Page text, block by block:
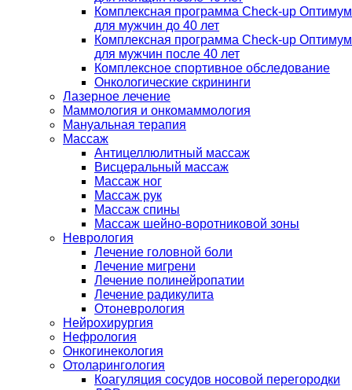
Комплексная программа Check-up Оптимум
для мужчин до 40 лет
Комплексная программа Check-up Оптимум
для мужчин после 40 лет
Комплексное спортивное обследование
Онкологические скрининги
Лазерное лечение
Маммология и онкомаммология
Мануальная терапия
Массаж
Антицеллюлитный массаж
Висцеральный массаж
Массаж ног
Массаж рук
Массаж спины
Массаж шейно-воротниковой зоны
Неврология
Лечение головной боли
Лечение мигрени
Лечение полинейропатии
Лечение радикулита
Отоневрология
Нейрохирургия
Нефрология
Онкогинекология
Отоларингология
Коагуляция сосудов носовой перегородки